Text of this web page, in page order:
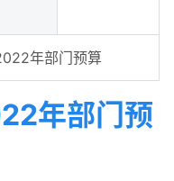
年部门预算
年部门预